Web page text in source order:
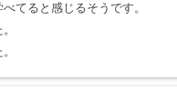
てると感じるそうです。